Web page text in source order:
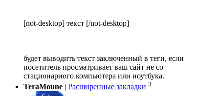
[not-desktop] текст [/not-desktop]
будет выводить текст заключенный в теги, если
посетитель просматривает ваш сайт не со
стационарного компьютера или ноутбука.
TeraMoune
Расширенные закладки 3